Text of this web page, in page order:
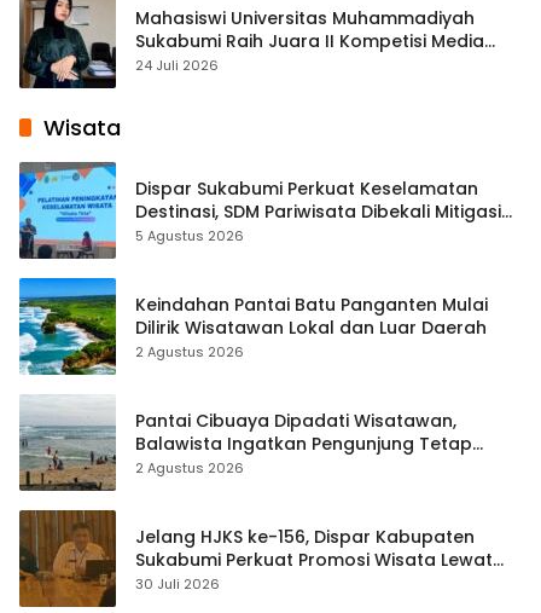
Mahasiswi Universitas Muhammadiyah
Sukabumi Raih Juara II Kompetisi Media
Pembelajaran Digital Tingkat Internasional
24 Juli 2026
Wisata
Dispar Sukabumi Perkuat Keselamatan
Destinasi, SDM Pariwisata Dibekali Mitigasi
hingga Teknik Evakuasi
5 Agustus 2026
Keindahan Pantai Batu Panganten Mulai
Dilirik Wisatawan Lokal dan Luar Daerah
2 Agustus 2026
Pantai Cibuaya Dipadati Wisatawan,
Balawista Ingatkan Pengunjung Tetap
Waspada
2 Agustus 2026
Jelang HJKS ke-156, Dispar Kabupaten
Sukabumi Perkuat Promosi Wisata Lewat
Publikasi Digital
30 Juli 2026